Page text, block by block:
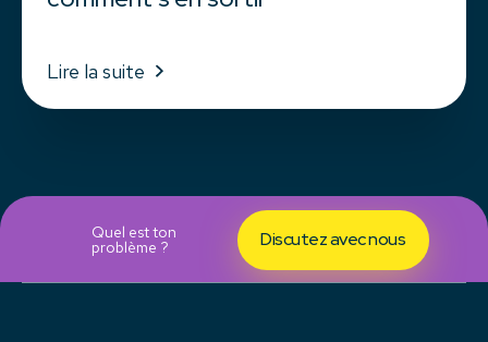
Lire la suite
Quel est ton
problème ? Discutez avec nous